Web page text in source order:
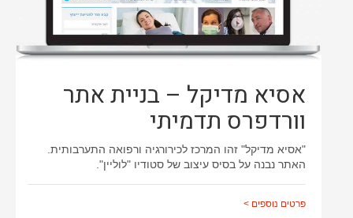
אסיא מדיקל – בניית אתר
וורדפרס תדמיתי
"אסיא מדיקל" זהו המרכז לכירורגיה ורפואה התערבותית.
האתר נבנה על בסיס עיצוב של סטודיו "לוליין".
פרטים נוספים >